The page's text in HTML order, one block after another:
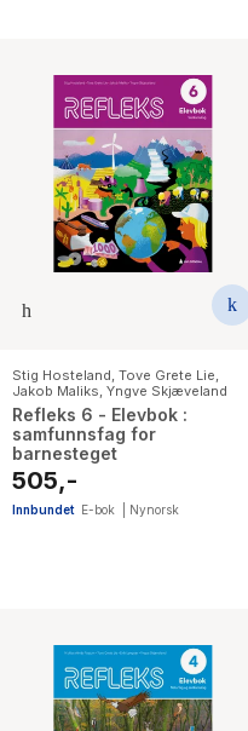
Stig Hosteland, Tove Grete Lie,
Jakob Maliks, Yngve Skjæveland
Refleks 6 - Elevbok :
samfunnsfag for
barnesteget
505,-
Innbundet E-bok Nynorsk